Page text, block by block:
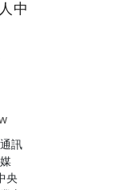
中
訊
央